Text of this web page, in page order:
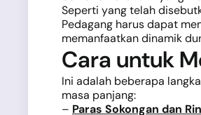
Seperti yang telah
Pedagang harus dapat
memanfaatkan dinamik
Cara untuk
Ini adalah beberapa
masa panjang:
– Paras Sokongan dan